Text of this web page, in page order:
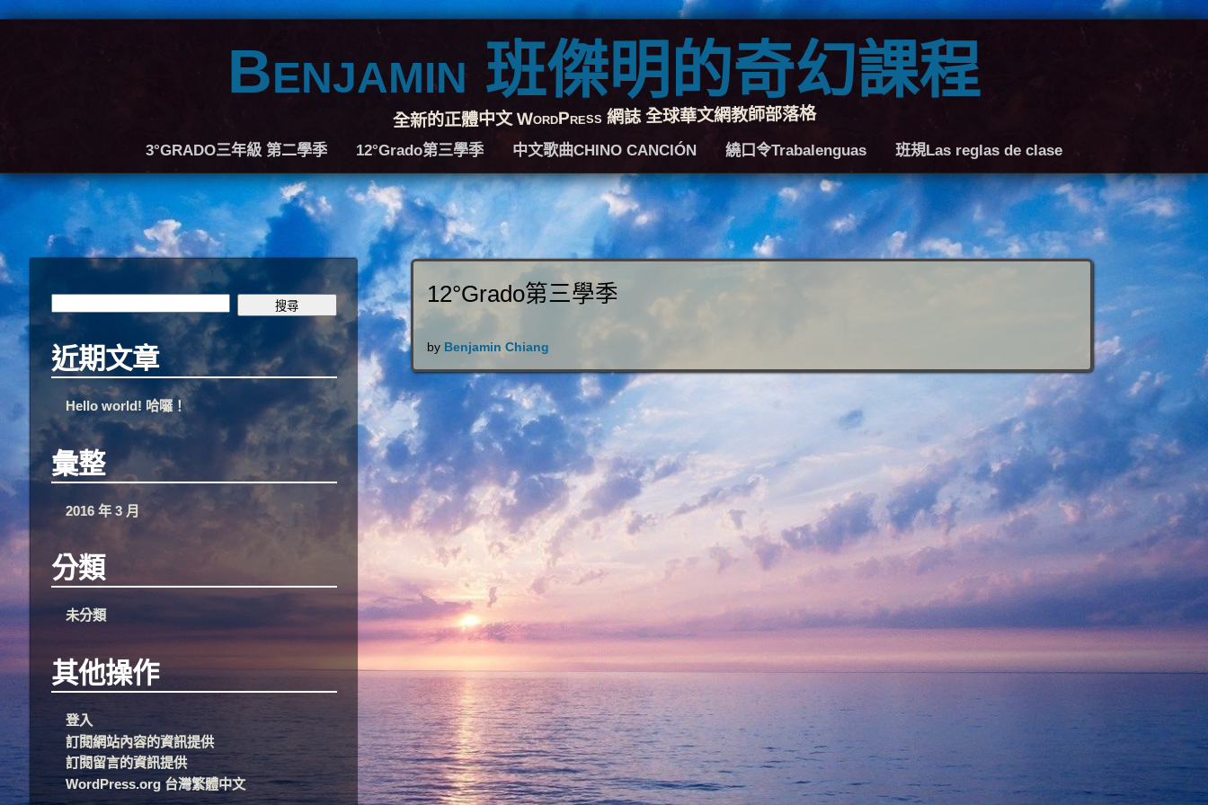
Benjamin 班傑明的奇幻課程
全新的正體中文 WordPress 網誌 全球華文網教師部落格
3°GRADO三年級 第二學季 12°Grado第三學季 中文歌曲CHINO CANCIÓN 繞口令Trabalenguas 班規Las reglas de clase
12°Grado第三學季
by Benjamin Chiang
近期文章
Hello world! 哈囉！
彙整
2016 年 3 月
分類
未分類
其他操作
登入
訂閱網站內容的資訊提供
訂閱留言的資訊提供
WordPress.org 台灣繁體中文